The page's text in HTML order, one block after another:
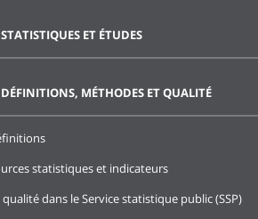
STATISTIQUES ET ÉTUDES
DÉFINITIONS, MÉTHODES ET QUALITÉ
statistiques et indicateurs
qualité dans le Service statistique public (SSP)